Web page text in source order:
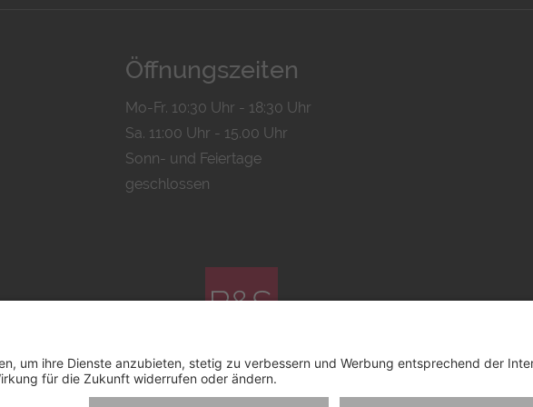
Öffnungszeiten
Mo-Fr. 10:30 Uhr - 18:30 Uhr
Sa. 11:00 Uhr - 15.00 Uhr
Sonn- und Feiertage
geschlossen
© 2026 by Bachmann & Scher GmbH / Watchandco GmbH